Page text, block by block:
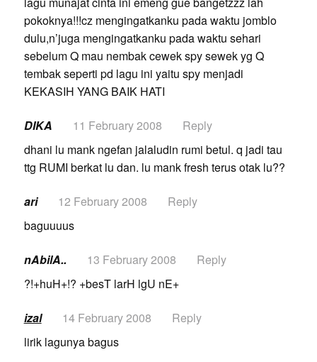
pokoknya!!!cz mengingatkanku pada waktu jomblo
dulu,n’juga mengingatkanku pada waktu sehari
sebelum Q mau nembak cewek spy sewek yg Q
tembak seperti pd lagu ini yaitu spy menjadi
KEKASIH YANG BAIK HATI
DIKA 11 February 2008
Reply
dhani lu mank ngefan jalaludin rumi betul. q jadi tau
ttg RUMI berkat lu dan. lu mank fresh terus otak lu??
ari 12 February 2008
Reply
baguuuus
nAbilA.. 13 February 2008
Reply
?!+huH+!? +besT larH lgU nE+
izal 14 February 2008
Reply
lirik lagunya bagus